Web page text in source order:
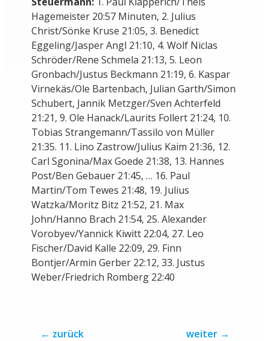
Hagemeister 20:57 Minuten, 2. Julius
Christ/Sönke Kruse 21:05, 3. Benedict
Eggeling/Jasper Angl 21:10, 4. Wolf Niclas
Schröder/Rene Schmela 21:13, 5. Leon
Gronbach/Justus Beckmann 21:19, 6. Kaspar
Virnekäs/Ole Bartenbach, Julian Garth/Simon
Schubert, Jannik Metzger/Sven Achterfeld
21:21, 9. Ole Hanack/Laurits Follert 21:24, 10.
Tobias Strangemann/Tassilo von Müller
21:35. 11. Lino Zastrow/Julius Kaim 21:36, 12.
Carl Sgonina/Max Goede 21:38, 13. Hannes
Post/Ben Gebauer 21:45, … 16. Paul
Martin/Tom Tewes 21:48, 19. Julius
Watzka/Moritz Bitz 21:52, 21. Max
John/Hanno Brach 21:54, 25. Alexander
Vorobyev/Yannick Kiwitt 22:04, 27. Leo
Fischer/David Kalle 22:09, 29. Finn
Bontjer/Armin Gerber 22:12, 33. Justus
Weber/Friedrich Romberg 22:40
← zurück weiter →